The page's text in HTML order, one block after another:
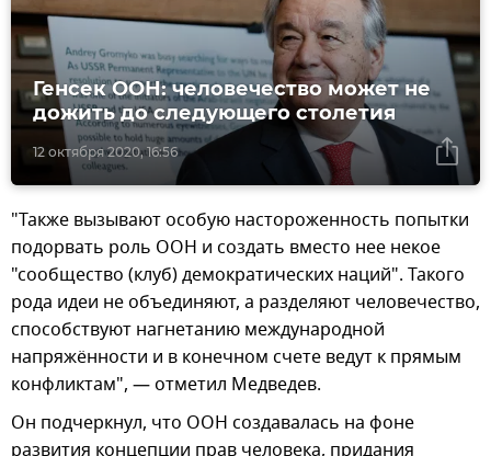
12 октября 2020, 16:56
Генсек ООН: человечество может не
дожить до следующего столетия
"Также вызывают особую настороженность попытки
подорвать роль ООН и создать вместо нее некое
"сообщество (клуб) демократических наций". Такого
рода идеи не объединяют, а разделяют человечество,
способствуют нагнетанию международной
напряжённости и в конечном счете ведут к прямым
конфликтам", — отметил Медведев.
Он подчеркнул, что ООН создавалась на фоне
развития концепции прав человека, придания